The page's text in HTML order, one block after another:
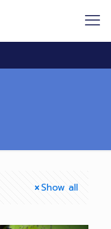
Show all